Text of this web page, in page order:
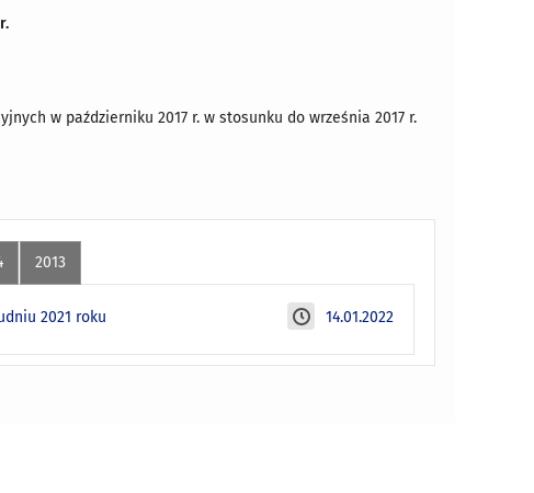
w październiku 2017 r. w stosunku do września 2017 r.
2013
14.01.2022
2021 roku